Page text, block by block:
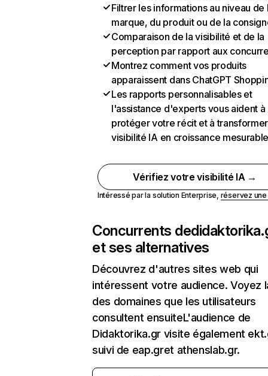
Filtrer les informations au niveau de
marque, du produit ou de la
Comparaison de la visibilité et de la
perception par rapport aux
Montrez comment vos produits
apparaissent dans ChatGPT
Les rapports personnalisables et
l'assistance d'experts vous aident à
protéger votre récit et à
visibilité IA en croissance
Vérifiez votre visibilité IA →
Intéressé par la solution Enterprise, réservez
Concurrents de
et ses alternatives
Découvrez d'autres sites web qui
intéressent votre audience. Voyez
des domaines que les utilisateurs
consultent ensuiteL'audience de
Didaktorika.gr visite également
suivi de eap.gret athenslab.gr.